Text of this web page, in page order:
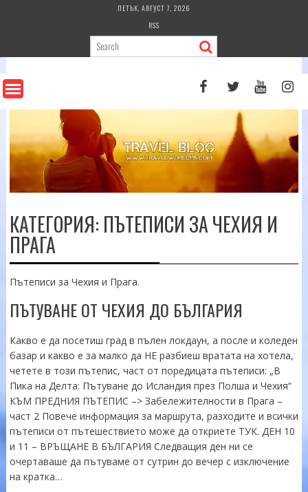
ПЕТЪК, АВГУСТ 7, 2026
RSS
КАТЕГОРИЯ: ПЪТЕПИСИ ЗА ЧЕХИЯ И
ПРАГА
Пътеписи за Чехия и Прага.
ПЪТУВАНЕ ОТ ЧЕХИЯ ДО БЪЛГАРИЯ
Какво е да посетиш град в пълен локдаун, а после и коледен
базар и какво е за малко да НЕ разбиеш вратата на хотела,
четете в този пътепис, част от поредицата пътеписи: „В
Пика на Делта: Пътуване до Исландия през Полша и Чехия“
КЪМ ПРЕДНИЯ ПЪТЕПИС –> Забележителности в Прага –
част 2 Повече информация за маршрута, разходите и всички
пътеписи от пътешествието може да откриете ТУК. ДЕН 10
и 11 – ВРЪЩАНЕ В БЪЛГАРИЯ Следващия ден ни се
очертаваше да пътуваме от сутрин до вечер с изключение
на кратка…